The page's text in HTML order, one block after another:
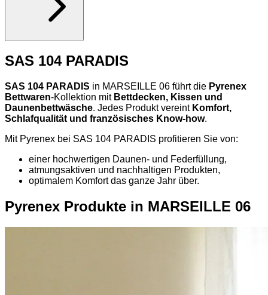
SAS 104 PARADIS
SAS 104 PARADIS in MARSEILLE 06 führt die Pyrenex
Bettwaren-Kollektion mit Bettdecken, Kissen und
Daunenbettwäsche. Jedes Produkt vereint Komfort,
Schlafqualität und französisches Know-how.
Mit Pyrenex bei SAS 104 PARADIS profitieren Sie von:
einer hochwertigen Daunen- und Federfüllung,
atmungsaktiven und nachhaltigen Produkten,
optimalem Komfort das ganze Jahr über.
Pyrenex Produkte in MARSEILLE 06